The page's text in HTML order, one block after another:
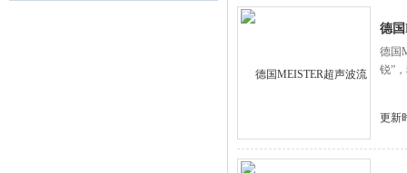
德
德国
锐”
更新